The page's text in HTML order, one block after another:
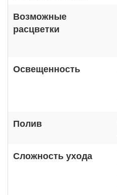
Возможные
расцветки
Освещенность
Полив
Сложность ухода